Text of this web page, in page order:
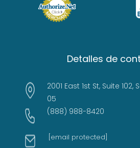
Detalles de
2001 East 1st St, Suite
05
(888) 988-8420
[email protected]